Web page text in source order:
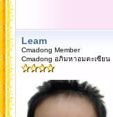
Leam
Cmadong Member
Cmadong อภิมหาอมตะเซียน